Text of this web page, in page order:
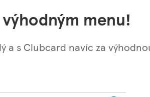
menu!
a s Clubcard navíc za